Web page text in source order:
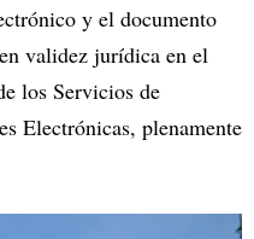
y el documento
validez jurídica en el
los Servicios de
Electrónicas, plenamente